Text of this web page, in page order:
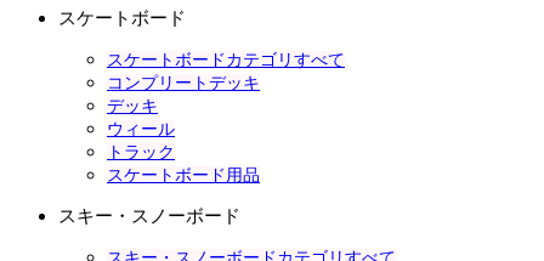
スケートボード
スケートボードカテゴリすべて
コンプリートデッキ
デッキ
ウィール
トラック
スケートボード用品
スキー・スノーボード